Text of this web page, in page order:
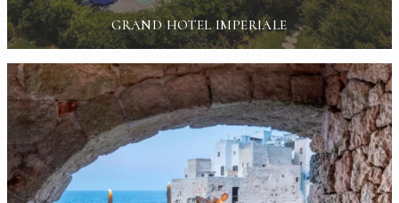
GRAND HOTEL IMPERIALE